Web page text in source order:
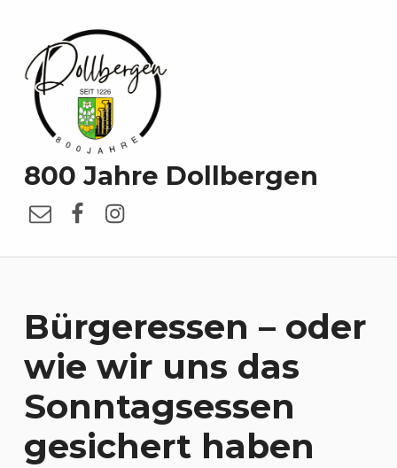
800 Jahre Dollbergen
E-MailFacebook
Instagram
Bürgeressen – oder
wie wir uns das
Sonntagsessen
gesichert haben